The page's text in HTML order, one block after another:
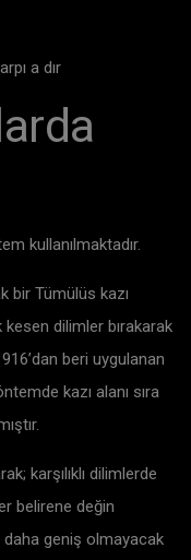
a dır
kullanılmaktadır.
bir Tümülüs kazı
kesen dilimler bırakarak
beri uygulanan
kazı alanı sıra
karşılıklı dilimlerde
belirene değin
daha geniş olmayacak